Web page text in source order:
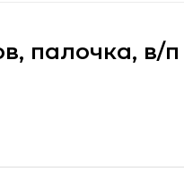
палочка, в/п